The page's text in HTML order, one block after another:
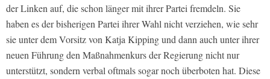
der Linken auf, die schon länger mit ihrer Partei fremdeln. Sie
haben es der bisherigen Partei ihrer Wahl nicht verziehen, wie sehr
sie unter dem Vorsitz von Katja Kipping und dann auch unter ihrer
neuen Führung den Maßnahmenkurs der Regierung nicht nur
unterstützt, sondern verbal oftmals sogar noch überboten hat. Diese